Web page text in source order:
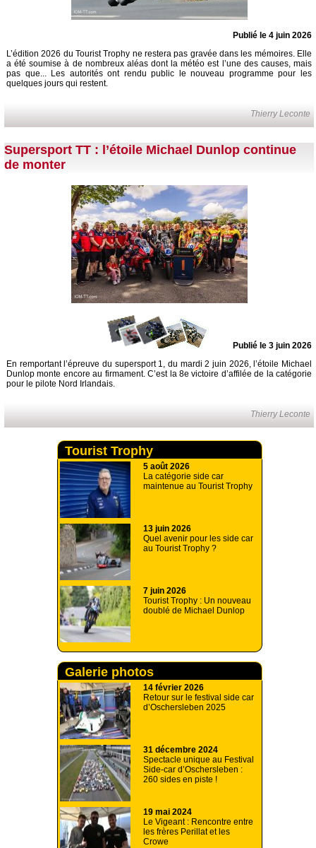
Publié le 4 juin 2026
L’édition 2026 du Tourist Trophy ne restera pas gravée dans les mémoires. Elle
a été soumise à de nombreux aléas dont la météo est l’une des causes, mais
pas que... Les autorités ont rendu public le nouveau programme pour les
quelques jours qui restent.
Thierry Leconte
Supersport TT : l’étoile Michael Dunlop continue
de monter
Publié le 3 juin 2026
En remportant l’épreuve du supersport 1, du mardi 2 juin 2026, l’étoile Michael
Dunlop monte encore au firmament. C’est la 8e victoire d’affilée de la catégorie
pour le pilote Nord Irlandais.
Thierry Leconte
Tourist Trophy
5 août 2026
La catégorie side car
maintenue au Tourist Trophy
13 juin 2026
Quel avenir pour les side car
au Tourist Trophy ?
7 juin 2026
Tourist Trophy : Un nouveau
doublé de Michael Dunlop
Galerie photos
14 février 2026
Retour sur le festival side car
d’Oschersleben 2025
31 décembre 2024
Spectacle unique au Festival
Side-car d’Oschersleben :
260 sides en piste !
19 mai 2024
Le Vigeant : Rencontre entre
les frères Perillat et les
Crowe